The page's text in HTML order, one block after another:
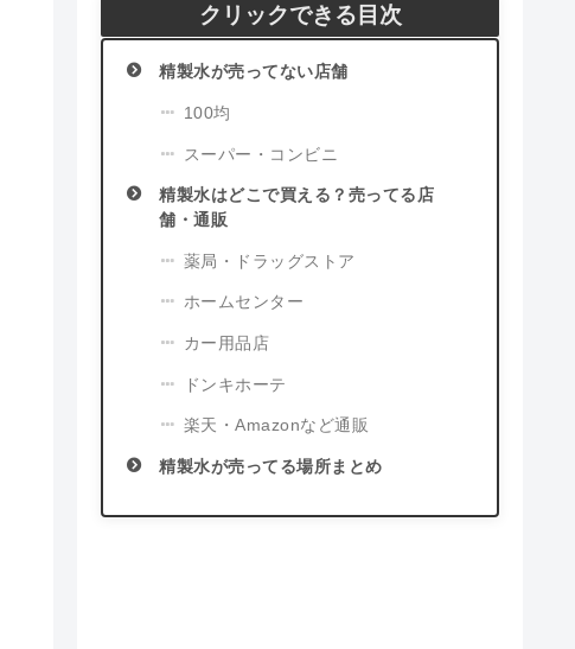
クリックできる目次
精製水が売ってない店舗
100均
スーパー・コンビニ
精製水はどこで買える？売ってる店
舗・通販
薬局・ドラッグストア
ホームセンター
カー用品店
ドンキホーテ
楽天・Amazonなど通販
精製水が売ってる場所まとめ